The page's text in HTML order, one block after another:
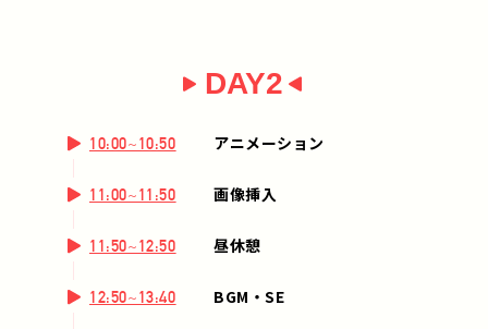
DAY2
10:00~10:50 アニメーション
11:00~11:50 画像挿入
11:50~12:50 昼休憩
12:50~13:40 BGM・SE